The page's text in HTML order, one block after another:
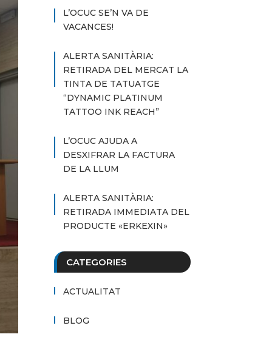
L’OCUC SE’N VA DE
VACANCES!
ALERTA SANITÀRIA:
RETIRADA DEL MERCAT LA
TINTA DE TATUATGE
“DYNAMIC PLATINUM
TATTOO INK REACH”
L’OCUC AJUDA A
DESXIFRAR LA FACTURA
DE LA LLUM
ALERTA SANITÀRIA:
RETIRADA IMMEDIATA DEL
PRODUCTE «ERKEXIN»
CATEGORIES
ACTUALITAT
BLOG